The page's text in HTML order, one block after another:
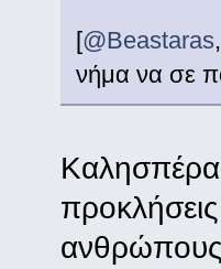
[@Beastaras
νήμα να σε
ανθρώπους